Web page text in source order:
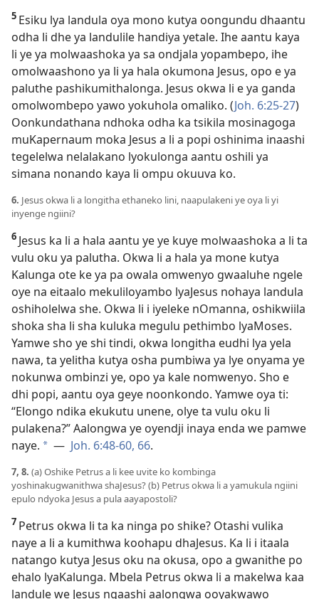
5 Esiku lya landula oya mono kutya oongundu dhaantu
odha li dhe ya landulile handiya yetale. Ihe aantu kaya
li ye ya molwaashoka ya sa ondjala yopambepo, ihe
omolwaashono ya li ya hala okumona Jesus, opo e ya
paluthe pashikumithalonga. Jesus okwa li e ya ganda
omolwombepo yawo yokuhola omaliko. (Joh. 6:25-27)
Oonkundathana ndhoka odha ka tsikila mosinagoga
muKapernaum moka Jesus a li a popi oshinima inaashi
tegelelwa nelalakano lyokulonga aantu oshili ya
simana nonando kaya li ompu okuuva ko.
6. Jesus okwa li a longitha ethaneko lini, naapulakeni ye oya li yi
inyenge ngiini?
6 Jesus ka li a hala aantu ye ye kuye molwaashoka a li ta
vulu oku ya palutha. Okwa li a hala ya mone kutya
Kalunga ote ke ya pa owala omwenyo gwaaluhe ngele
oye na eitaalo mekuliloyambo lyaJesus nohaya landula
oshiholelwa she. Okwa li i iyeleke nOmanna, oshikwiila
shoka sha li sha kuluka megulu pethimbo lyaMoses.
Yamwe sho ye shi tindi, okwa longitha eudhi lya yela
nawa, ta yelitha kutya osha pumbiwa ya lye onyama ye
nokunwa ombinzi ye, opo ya kale nomwenyo. Sho e
dhi popi, aantu oya geye noonkondo. Yamwe oya ti:
“Elongo ndika ekukutu unene, olye ta vulu oku li
pulakena?” Aalongwa ye oyendji inaya enda we pamwe
naye. * — Joh. 6:48-60, 66.
7, 8. (a) Oshike Petrus a li kee uvite ko kombinga
yoshinakugwanithwa shaJesus? (b) Petrus okwa li a yamukula ngiini
epulo ndyoka Jesus a pula aayapostoli?
7 Petrus okwa li ta ka ninga po shike? Otashi vulika
naye a li a kumithwa koohapu dhaJesus. Ka li i itaala
natango kutya Jesus oku na okusa, opo a gwanithe po
ehalo lyaKalunga. Mbela Petrus okwa li a makelwa kaa
landule we Jesus ngaashi aalongwa ooyakwawo